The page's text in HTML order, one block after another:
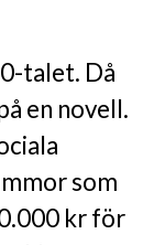
talet. Då
en novell.
som
kr för